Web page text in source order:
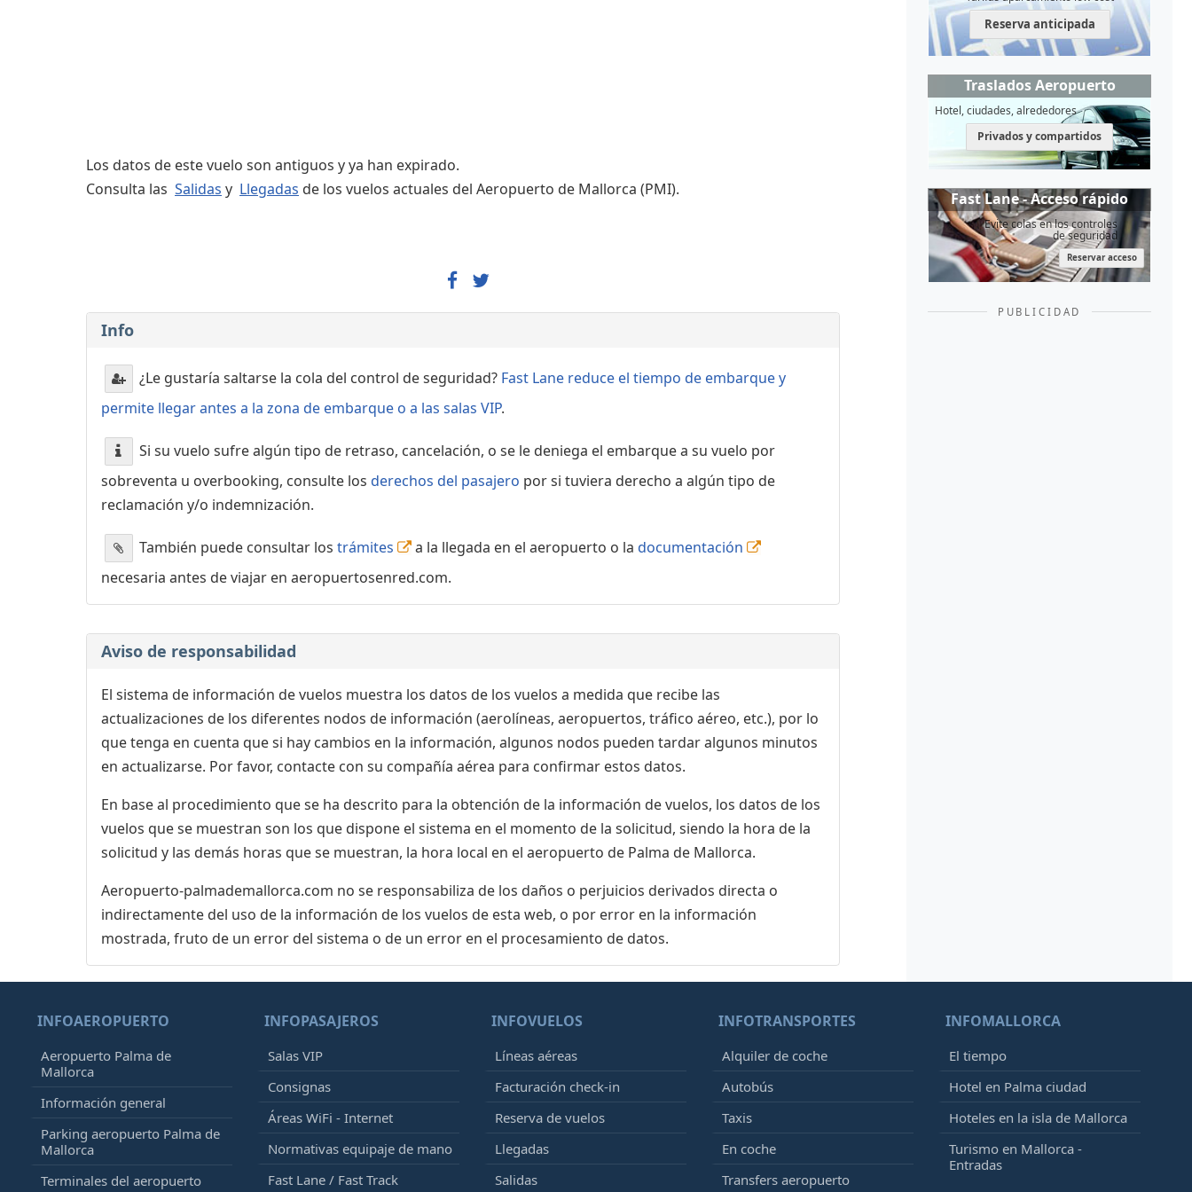
Los datos de este vuelo son antiguos y ya han expirado.
Consulta las Salidas y Llegadas de los vuelos actuales del Aeropuerto de Mallorca (PMI).
Info
¿Le gustaría saltarse la cola del control de seguridad? Fast Lane reduce el tiempo de embarque y
permite llegar antes a la zona de embarque o a las salas VIP.
Si su vuelo sufre algún tipo de retraso, cancelación, o se le deniega el embarque a su vuelo por
sobreventa u overbooking, consulte los derechos del pasajero por si tuviera derecho a algún tipo de
reclamación y/o indemnización.
También puede consultar los trámites a la llegada en el aeropuerto o la documentación
necesaria antes de viajar en aeropuertosenred.com.
Aviso de responsabilidad
El sistema de información de vuelos muestra los datos de los vuelos a medida que recibe las
actualizaciones de los diferentes nodos de información (aerolíneas, aeropuertos, tráfico aéreo, etc.), por lo
que tenga en cuenta que si hay cambios en la información, algunos nodos pueden tardar algunos minutos
en actualizarse. Por favor, contacte con su compañía aérea para confirmar estos datos.
En base al procedimiento que se ha descrito para la obtención de la información de vuelos, los datos de los
vuelos que se muestran son los que dispone el sistema en el momento de la solicitud, siendo la hora de la
solicitud y las demás horas que se muestran, la hora local en el aeropuerto de Palma de Mallorca.
Aeropuerto-palmademallorca.com no se responsabiliza de los daños o perjuicios derivados directa o
indirectamente del uso de la información de los vuelos de esta web, o por error en la información
mostrada, fruto de un error del sistema o de un error en el procesamiento de datos.
Reserva anticipada
Traslados Aeropuerto
Hotel, ciudades, alrededores
Privados y compartidos
Fast Lane - Acceso rápido
Evite colas en los controles
de seguridad
Reservar acceso
PUBLICIDAD
INFOAEROPUERTO
Aeropuerto Palma de
Mallorca
Información general
Parking aeropuerto Palma de
Mallorca
Terminales del aeropuerto
INFOPASAJEROS
Salas VIP
Consignas
Áreas WiFi - Internet
Normativas equipaje de mano
Fast Lane / Fast Track
INFOVUELOS
Líneas aéreas
Facturación check-in
Reserva de vuelos
Llegadas
Salidas
INFOTRANSPORTES
Alquiler de coche
Autobús
Taxis
En coche
Transfers aeropuerto
INFOMALLORCA
El tiempo
Hotel en Palma ciudad
Hoteles en la isla de Mallorca
Turismo en Mallorca -
Entradas